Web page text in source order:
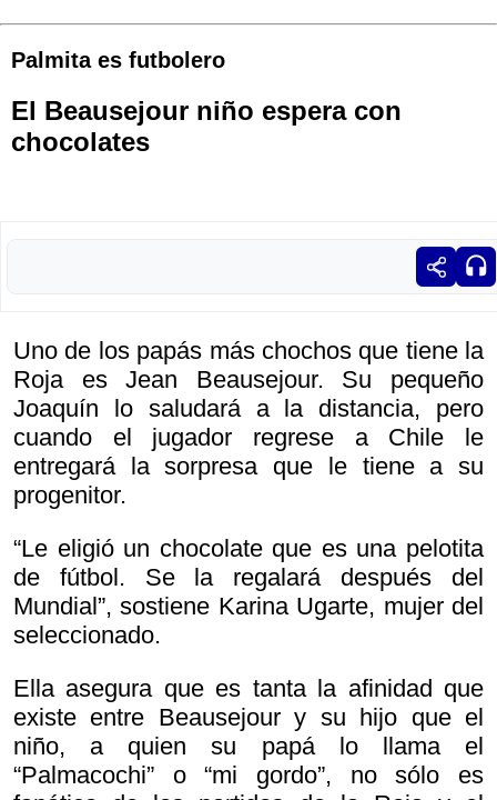
Palmita es futbolero
El Beausejour niño espera con
chocolates
Uno de los papás más chochos que tiene la
Roja es Jean Beausejour. Su pequeño
Joaquín lo saludará a la distancia, pero
cuando el jugador regrese a Chile le
entregará la sorpresa que le tiene a su
progenitor.
“Le eligió un chocolate que es una pelotita
de fútbol. Se la regalará después del
Mundial”, sostiene Karina Ugarte, mujer del
seleccionado.
Ella asegura que es tanta la afinidad que
existe entre Beausejour y su hijo que el
niño, a quien su papá lo llama el
“Palmacochi” o “mi gordo”, no sólo es